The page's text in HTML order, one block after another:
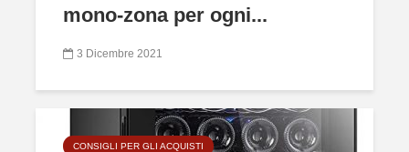
mono-zona per ogni...
3 Dicembre 2021
CONSIGLI PER GLI ACQUISTI